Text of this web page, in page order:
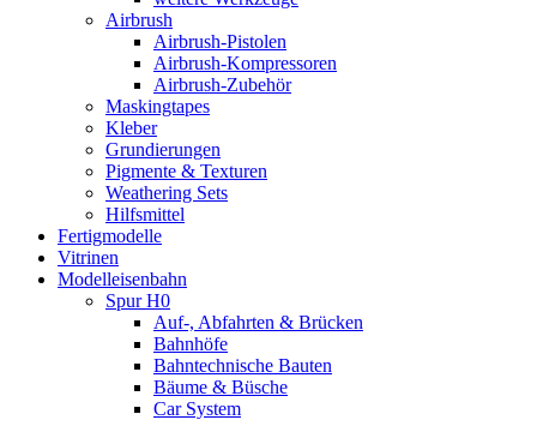
Airbrush
Airbrush-Pistolen
Airbrush-Kompressoren
Airbrush-Zubehör
Maskingtapes
Kleber
Grundierungen
Pigmente & Texturen
Weathering Sets
Hilfsmittel
Fertigmodelle
Vitrinen
Modelleisenbahn
Spur H0
Auf-, Abfahrten & Brücken
Bahnhöfe
Bahntechnische Bauten
Bäume & Büsche
Car System